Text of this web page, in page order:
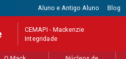
Aluno e Antigo Aluno Blog
CEMAPI - Mackenzie
Integridade